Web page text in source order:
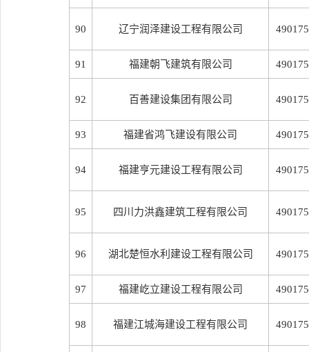
90 辽宁润泽建设工程有限公司
91 福建朝飞建筑有限公司
92 百善建设集团有限公司
93 福建省鸿飞建设有限公司
94 福建亨元建设工程有限公司
95 四川力洪鑫建筑工程有限公司
96 湖北楚恒水利建设工程有限公司
97 福建屹立建设工程有限公司
98 福建江城海建设工程有限公司